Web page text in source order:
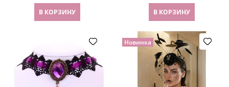
В КОРЗИНУ В КОРЗИНУ
Новинка